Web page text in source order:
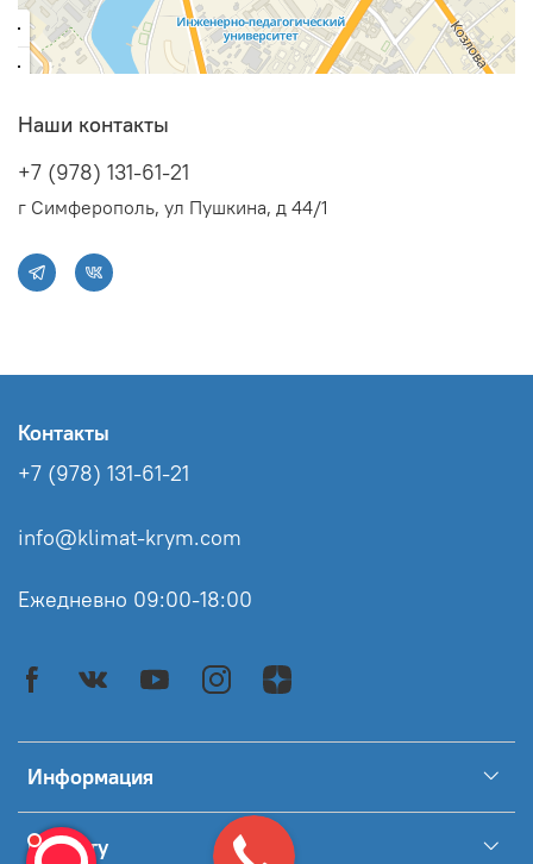
Наши контакты
+7 (978) 131-61-21
г Симферополь, ул Пушкина, д 44/1
Информация
Клиенту
Контакты
+7 (978) 131-61-21
info@klimat-krym.com
Ежедневно 09:00-18:00